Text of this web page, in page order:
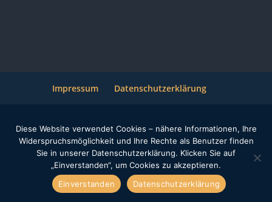
Impressum Datenschutzerklärung
© Christkindlmarkt Dachau e.V. 2014
Diese Website verwendet Cookies – nähere Informationen, Ihre
Widerspruchsmöglichkeit und Ihre Rechte als Benutzer finden
Sie in unserer Datenschutzerklärung. Klicken Sie auf
„Einverstanden“, um Cookies zu akzeptieren.
Einverstanden
Datenschutzerklärung